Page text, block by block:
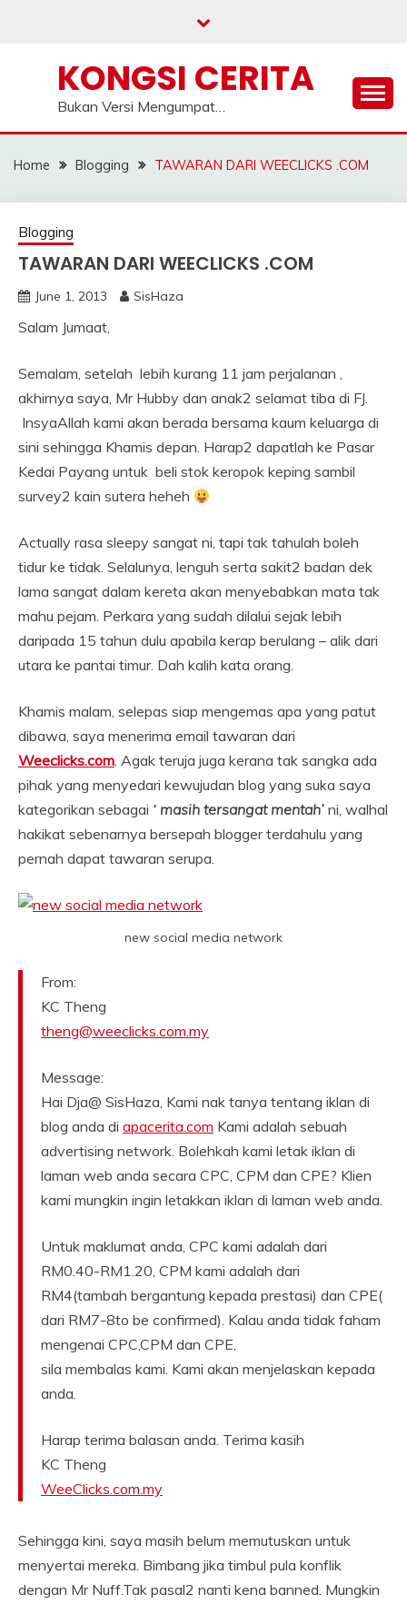
KONGSI CERITA
Bukan Versi Mengumpat…
Home Blogging TAWARAN DARI WEECLICKS .COM
Blogging
TAWARAN DARI WEECLICKS .COM
June 1, 2013 SisHaza
Salam Jumaat,
Semalam, setelah lebih kurang 11 jam perjalanan ,
akhirnya saya, Mr Hubby dan anak2 selamat tiba di FJ.
InsyaAllah kami akan berada bersama kaum keluarga di
sini sehingga Khamis depan. Harap2 dapatlah ke Pasar
Kedai Payang untuk beli stok keropok keping sambil
survey2 kain sutera heheh
Actually rasa sleepy sangat ni, tapi tak tahulah boleh
tidur ke tidak. Selalunya, lenguh serta sakit2 badan dek
lama sangat dalam kereta akan menyebabkan mata tak
mahu pejam. Perkara yang sudah dilalui sejak lebih
daripada 15 tahun dulu apabila kerap berulang – alik dari
utara ke pantai timur. Dah kalih kata orang.
Khamis malam, selepas siap mengemas apa yang patut
dibawa, saya menerima email tawaran dari
Weeclicks.com. Agak teruja juga kerana tak sangka ada
pihak yang menyedari kewujudan blog yang suka saya
kategorikan sebagai ‘ masih tersangat mentah’ ni, walhal
hakikat sebenarnya bersepah blogger terdahulu yang
pernah dapat tawaran serupa.
new social media network
From:
KC Theng
theng@weeclicks.com.my
Message:
Hai Dja@ SisHaza, Kami nak tanya tentang iklan di
blog anda di apacerita.com Kami adalah sebuah
advertising network. Bolehkah kami letak iklan di
laman web anda secara CPC, CPM dan CPE? Klien
kami mungkin ingin letakkan iklan di laman web anda.
Untuk maklumat anda, CPC kami adalah dari
RM0.40-RM1.20, CPM kami adalah dari
RM4(tambah bergantung kepada prestasi) dan CPE(
dari RM7-8to be confirmed). Kalau anda tidak faham
mengenai CPC,CPM dan CPE,
sila membalas kami. Kami akan menjelaskan kepada
anda.
Harap terima balasan anda. Terima kasih
KC Theng
WeeClicks.com.my
Sehingga kini, saya masih belum memutuskan untuk
menyertai mereka. Bimbang jika timbul pula konflik
dengan Mr Nuff.Tak pasal2 nanti kena banned. Mungkin